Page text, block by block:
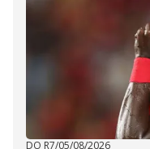
DO R7/05/08/2026